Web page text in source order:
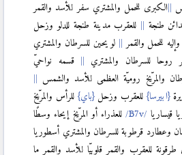
الكبرى للحمل والمشتري سفر للأسد والقمر
طنجة
للعقرب مدينة طنجة للدلو وزحل
للحمل والقمر
لو يحين للسرطان والمشتري
روحا للسرطان والمشتري
قسمه نواحيّ
والمرّيخ روميّة العظمى للأسد والشمس
{ابيرسا} للعقرب وزحل{باي} للرأس والمرّيخ
قيساريا
للعذراء أو المرّيخ إيحاء وسطًا
وعطارد قرطوبة للسرطان والمشتري أسطوريا
طرقونة للعقرب والقمر قلوبيّا للأسد والقمر ما